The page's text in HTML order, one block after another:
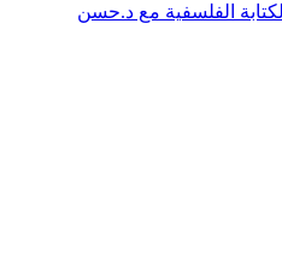
الكتابة الفلسفية مع د.حسن